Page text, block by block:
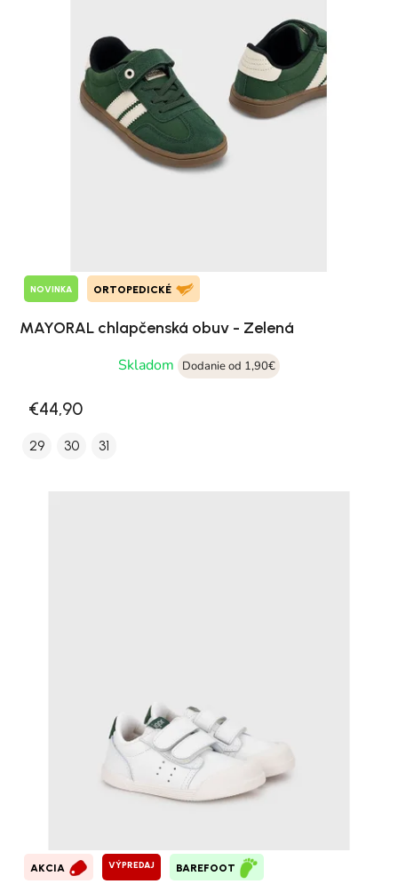
NOVINKA ORTOPEDICKÉ
MAYORAL chlapčenská obuv - Zelená
Skladom
Dodanie od 1,90€
€44,90
29 30 31
AKCIA VÝPREDAJ BAREFOOT